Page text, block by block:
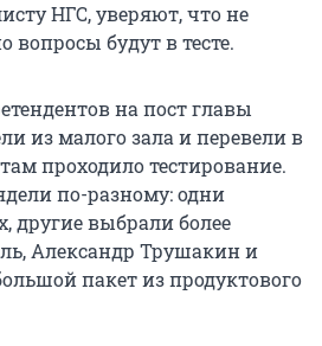
НГС, уверяют, что не
вопросы будут в тесте.
на пост главы
из малого зала и перевели в
проходило тестирование.
по-разному: одни
другие выбрали более
Александр Трушакин и
пакет из продуктового